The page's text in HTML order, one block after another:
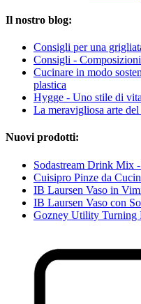
Il nostro blog:
Consigli per una
Consigli -
Cucinare in modo
plastica
Hygge - Uno stile di
La meravigliosa arte
Nuovi prodotti:
Sodastream Drink Mix
Cuisipro Pinze da
IB Laursen Vaso in
IB Laursen Vaso con
Gozney Utility Turning